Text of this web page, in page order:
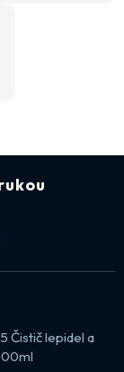
Čistič lepidel a